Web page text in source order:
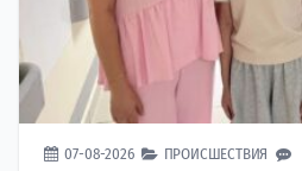
07-08-2026 ПРОИСШЕСТВИЯ